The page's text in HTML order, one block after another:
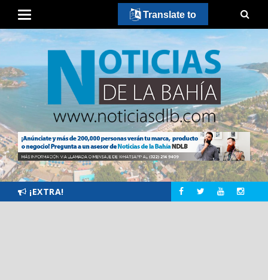
¡EXTRA!
Translate to